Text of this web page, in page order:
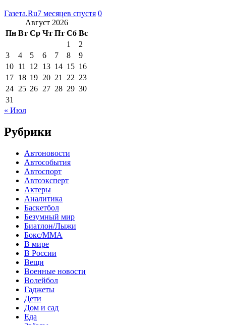
Газета.Ru7 месяцев спустя 0
Август 2026
Пн Вт Ср Чт Пт Сб Вс
1
2
3
4 5 6 7 8
9
10 11 12 13 14 15 16
17 18 19 20 21 22 23
24 25 26 27 28 29 30
31
« Июл
Рубрики
Автоновости
Автособытия
Автоспорт
Автоэксперт
Актеры
Аналитика
Баскетбол
Безумный мир
Биатлон/Лыжи
Бокс/MMA
В мире
В России
Вещи
Военные новости
Волейбол
Гаджеты
Дети
Дом и сад
Еда